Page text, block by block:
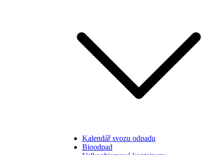
Kalendář svozu odpadu
Bioodpad